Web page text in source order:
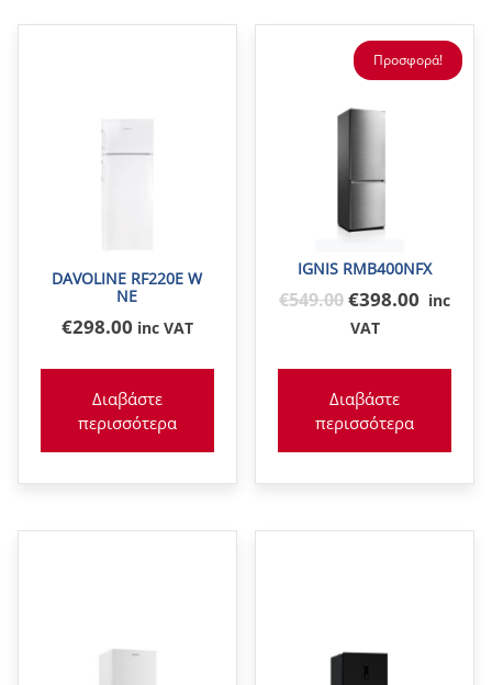
DAVOLINE RF220E W
NE
€298.00 inc VAT
Διαβάστε
περισσότερα
Προσφορά!
IGNIS RMB400NFX
€549.00Original
price
€398.00 inc
VAT
Διαβάστε
περισσότερα